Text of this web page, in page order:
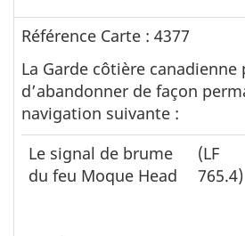
Référence Carte : 4377
La Garde côtière canadienne
d’abandonner de façon
navigation suivante :
Le signal de brume
du feu Moque Head
(LF
765.4)